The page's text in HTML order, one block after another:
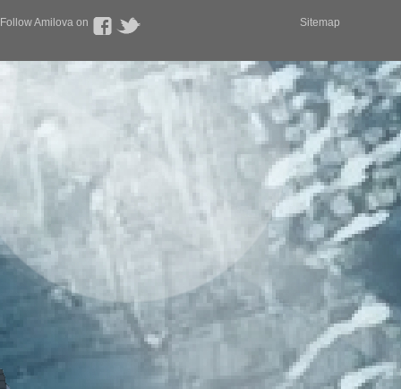
Follow Amilova on Sitemap